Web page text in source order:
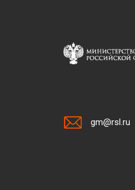
gm@rsl.ru